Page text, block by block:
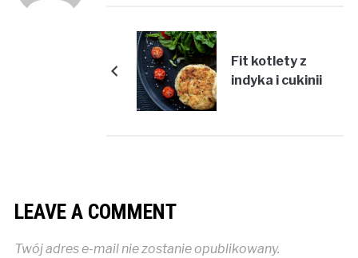
Fit kotlety z
indyka i cukinii
LEAVE A COMMENT
Twój adres e-mail nie zostanie opublikowany.